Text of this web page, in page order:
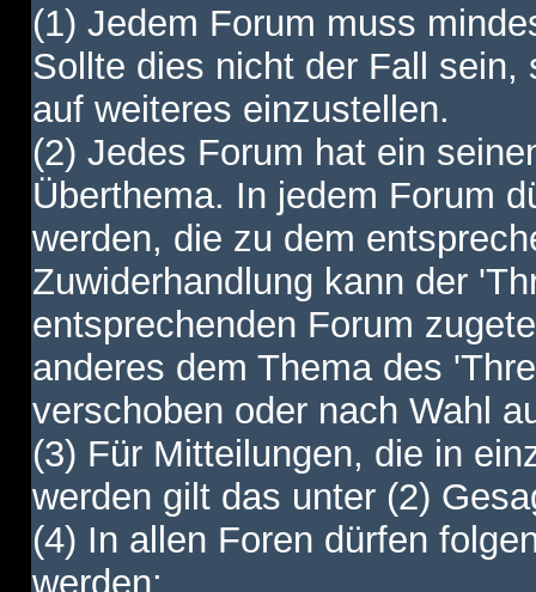
(1) Jedem Forum muss
Sollte dies nicht der Fall
auf weiteres einzustellen.
(2) Jedes Forum hat ein
Überthema. In jedem Forum
werden, die zu dem
Zuwiderhandlung kann der
entsprechenden Forum
anderes dem Thema des
verschoben oder nach Wahl
(3) Für Mitteilungen, die in
werden gilt das unter (2)
(4) In allen Foren dürfen
werden: